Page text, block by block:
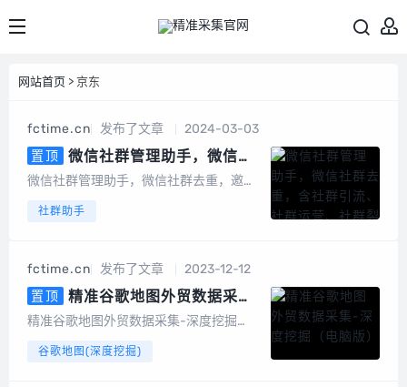
网站首页 > 京东
fctime.cn 发布了文章
2024-03-03
置顶
微信社群管理助手，微信社
群去重，含社群引流、社群运营、
自动回复、清理僵尸粉等等智能功
微信社群管理助手，微信社群去重，邀请
端开发的群管辅助软件，为团队及企业提
开。2、另外，也有企微版必销客，企销
客可以...
社群助手
fctime.cn 发布了文章
2023-12-12
置顶
精准谷歌地图外贸数据采集-
深度挖掘（电脑版）
精准谷歌地图外贸数据采集-深度挖掘
基于谷歌地图数据采集的软件，可以采集
谷歌地图(深度挖掘)